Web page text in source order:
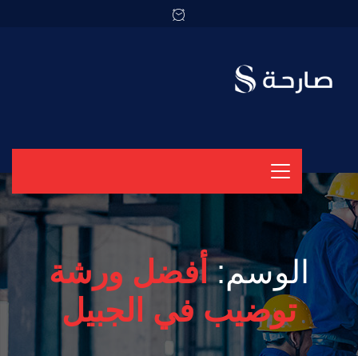
الوسم:أفضل ورشة
توضيب في الجبيل